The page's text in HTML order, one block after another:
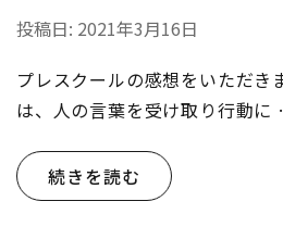
投稿日: 2021年3月16日
プレスクールの感想をいただ
は、人の言葉を受け取り行動に
続きを読む